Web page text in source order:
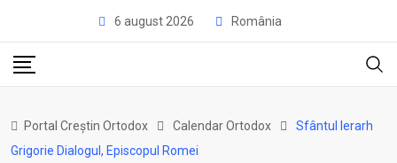
content
6 august 2026 România
Portal Creștin Ortodox Calendar Ortodox
Sfântul Ierarh
Grigorie Dialogul, Episcopul Romei